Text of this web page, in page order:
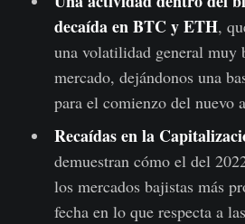
decaída en BTC y ETH,
una volatilidad general muy
mercado, dejándonos una
para el comienzo del nuevo
Recaídas en la
demuestran cómo el del
los mercados bajistas más
fecha en lo que respecta a